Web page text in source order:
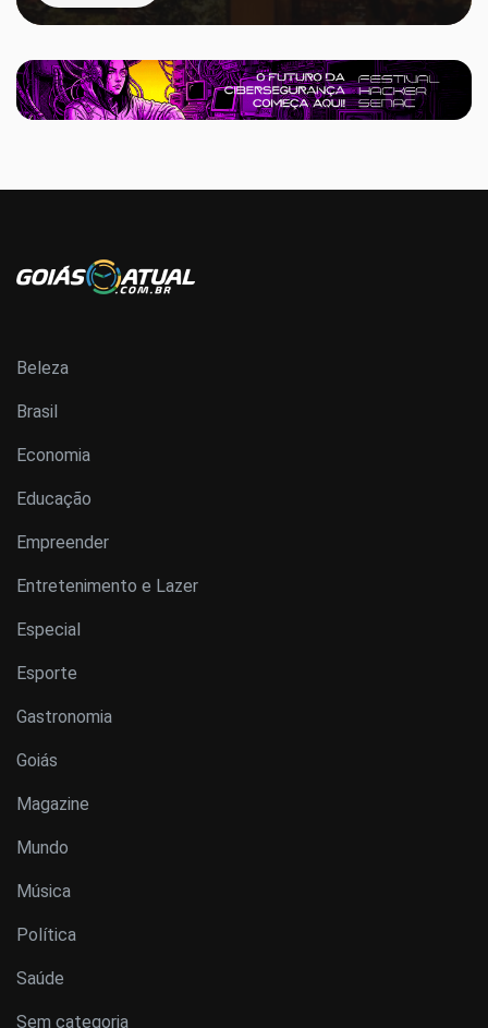
Beleza
Brasil
Economia
Educação
Empreender
Entretenimento e Lazer
Especial
Esporte
Gastronomia
Goiás
Magazine
Mundo
Música
Política
Saúde
Sem categoria